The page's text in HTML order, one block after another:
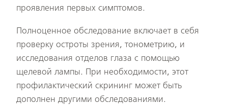
проявления первых симптомов.
Полноценное обследование включает в себя
проверку остроты зрения, тонометрию, и
исследования отделов глаза с помощью
щелевой лампы. При необходимости, этот
профилактический скрининг может быть
дополнен другими обследованиями.